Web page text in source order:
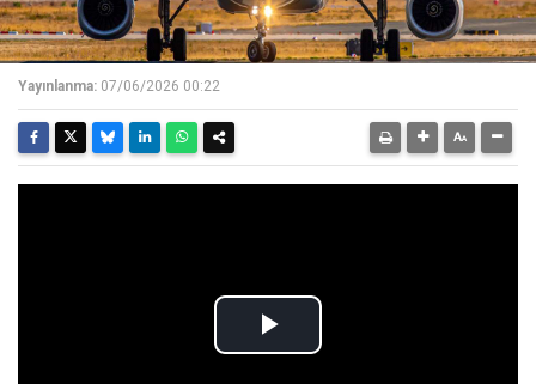
Yayınlanma: 07/06/2026 00:22